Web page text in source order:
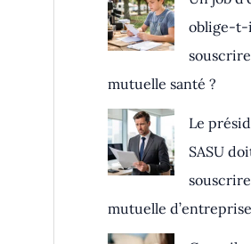
oblige-t-
mutuelle santé ?
Le
SASU
mutuelle